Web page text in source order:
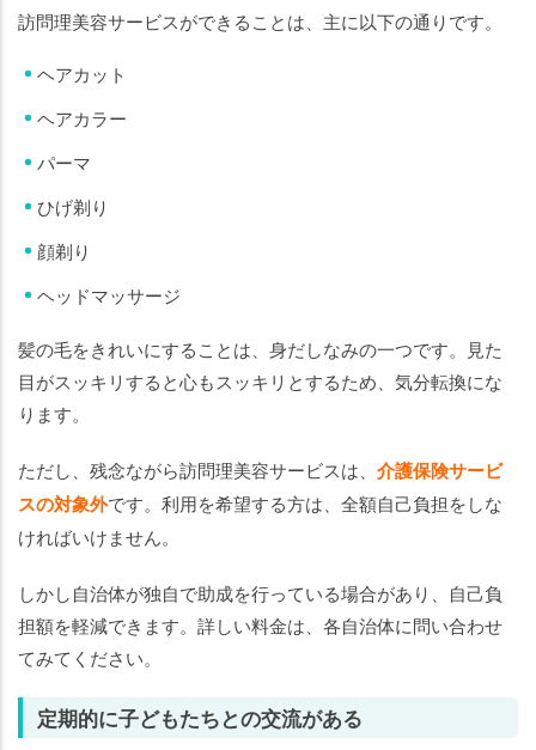
訪問理美容サービスができることは、主に以下の通りです。
ヘアカット
ヘアカラー
パーマ
ひげ剃り
顔剃り
ヘッドマッサージ
髪の毛をきれいにすることは、身だしなみの一つです。見た
目がスッキリすると心もスッキリとするため、気分転換にな
ります。
ただし、残念ながら訪問理美容サービスは、 介護保険サービ
スの対象外です。利用を希望する方は、全額自己負担をしな
ければいけません。
しかし自治体が独自で助成を行っている場合があり、自己負
担額を軽減できます。詳しい料金は、各自治体に問い合わせ
てみてください。
定期的に子どもたちとの交流がある